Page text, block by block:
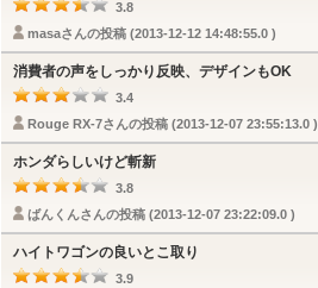
3.8
masaさんの投稿 (2013-12-12 14:48:55.0 )
消費者の声をしっかり反映、デザインもOK
3.4
Rouge RX-7さんの投稿 (2013-12-07 23:55:13.0 )
ホンダらしいけど斬新
3.8
ばんくんさんの投稿 (2013-12-07 23:22:09.0 )
ハイトワゴンの良いとこ取り
3.9